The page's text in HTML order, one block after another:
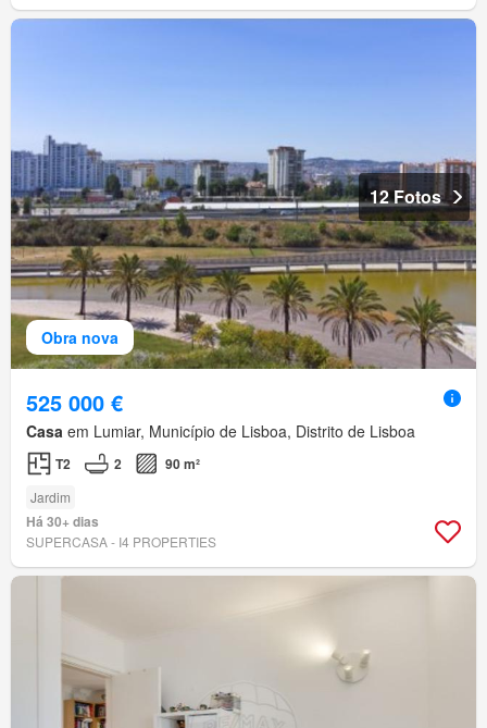
Obra nova
12 Fotos
525 000 €
Casa em Lumiar, Município de Lisboa, Distrito de Lisboa
T2 2 90 m²
Jardim
Há 30+ dias
SUPERCASA - I4 PROPERTIES